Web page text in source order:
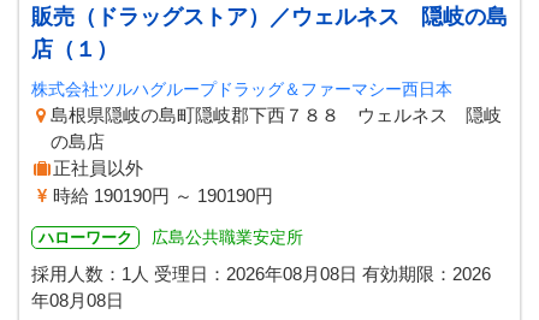
販売（ドラッグストア）／ウェルネス 隠岐の島
店（１）
株式会社ツルハグループドラッグ＆ファーマシー西日本
島根県隠岐の島町隠岐郡下西７８８ ウェルネス 隠岐
の島店
正社員以外
時給 190190円 ～ 190190円
ハローワーク 広島公共職業安定所
採用人数：1人 受理日： 2026年08月08日 有効期限： 2026
年08月08日